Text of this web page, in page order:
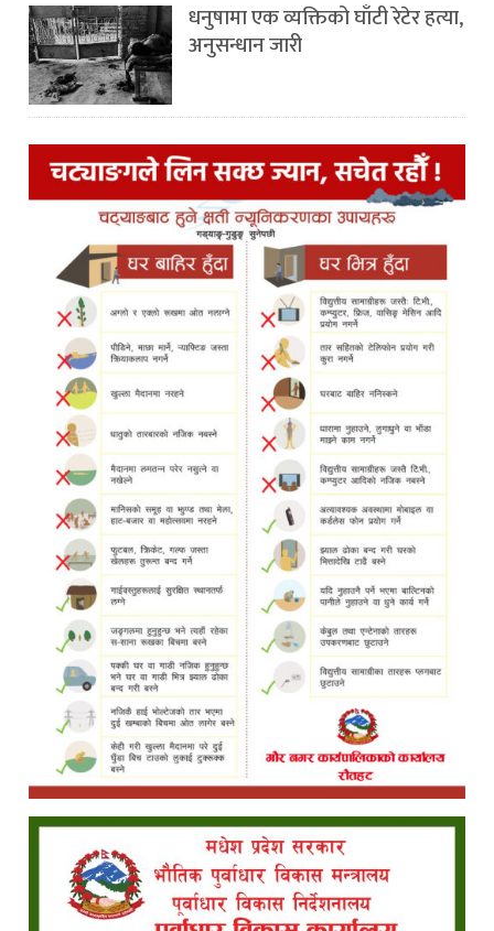
धनुषामा एक व्यक्तिको घाँटी रेटेर हत्या,
अनुसन्धान जारी